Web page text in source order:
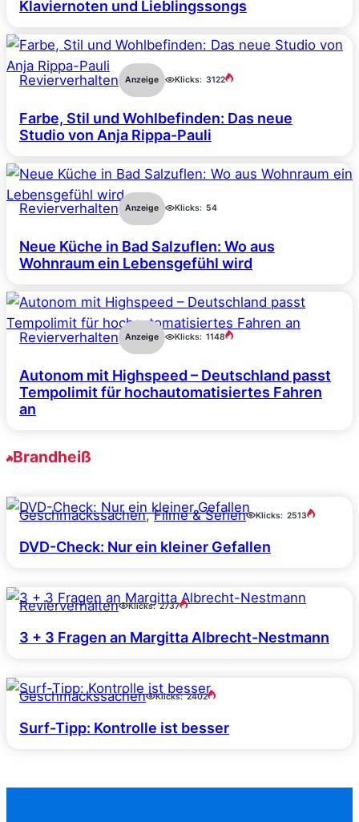
Klaviernoten und Lieblingssongs
Revierverhalten Anzeige Klicks: 3122
Farbe, Stil und Wohlbefinden: Das neue
Studio von Anja Rippa-Pauli
Revierverhalten Anzeige Klicks: 54
Neue Küche in Bad Salzuflen: Wo aus
Wohnraum ein Lebensgefühl wird
Revierverhalten Anzeige Klicks: 1148
Autonom mit Highspeed – Deutschland passt
Tempolimit für hochautomatisiertes Fahren
an
Brandheiß
Geschmackssachen, Filme & Serien Klicks: 2513
DVD-Check: Nur ein kleiner Gefallen
Revierverhalten Klicks: 2737
3 + 3 Fragen an Margitta Albrecht-Nestmann
Geschmackssachen Klicks: 2402
Surf-Tipp: Kontrolle ist besser